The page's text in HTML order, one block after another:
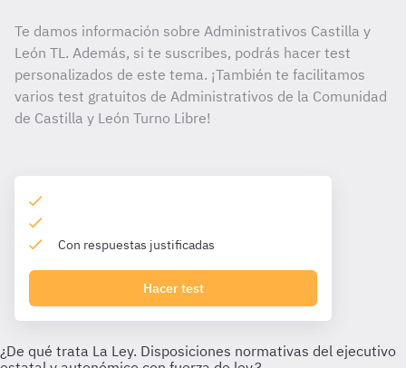
Te damos información sobre Administrativos Castilla y
León TL. Además, si te suscribes, podrás hacer test
personalizados de este tema. ¡También te facilitamos
varios test gratuitos de Administrativos de la Comunidad
de Castilla y León Turno Libre!
Con respuestas justificadas
Hacer test